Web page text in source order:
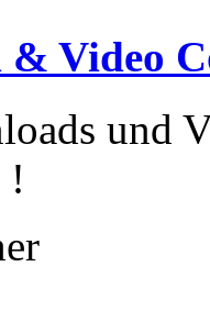
& Video
und
!